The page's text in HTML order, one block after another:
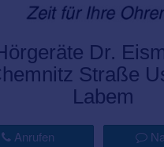
Dr.
Straße
Labem
Anrufen